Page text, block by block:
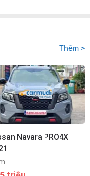
Thêm >
Navara PRO4X